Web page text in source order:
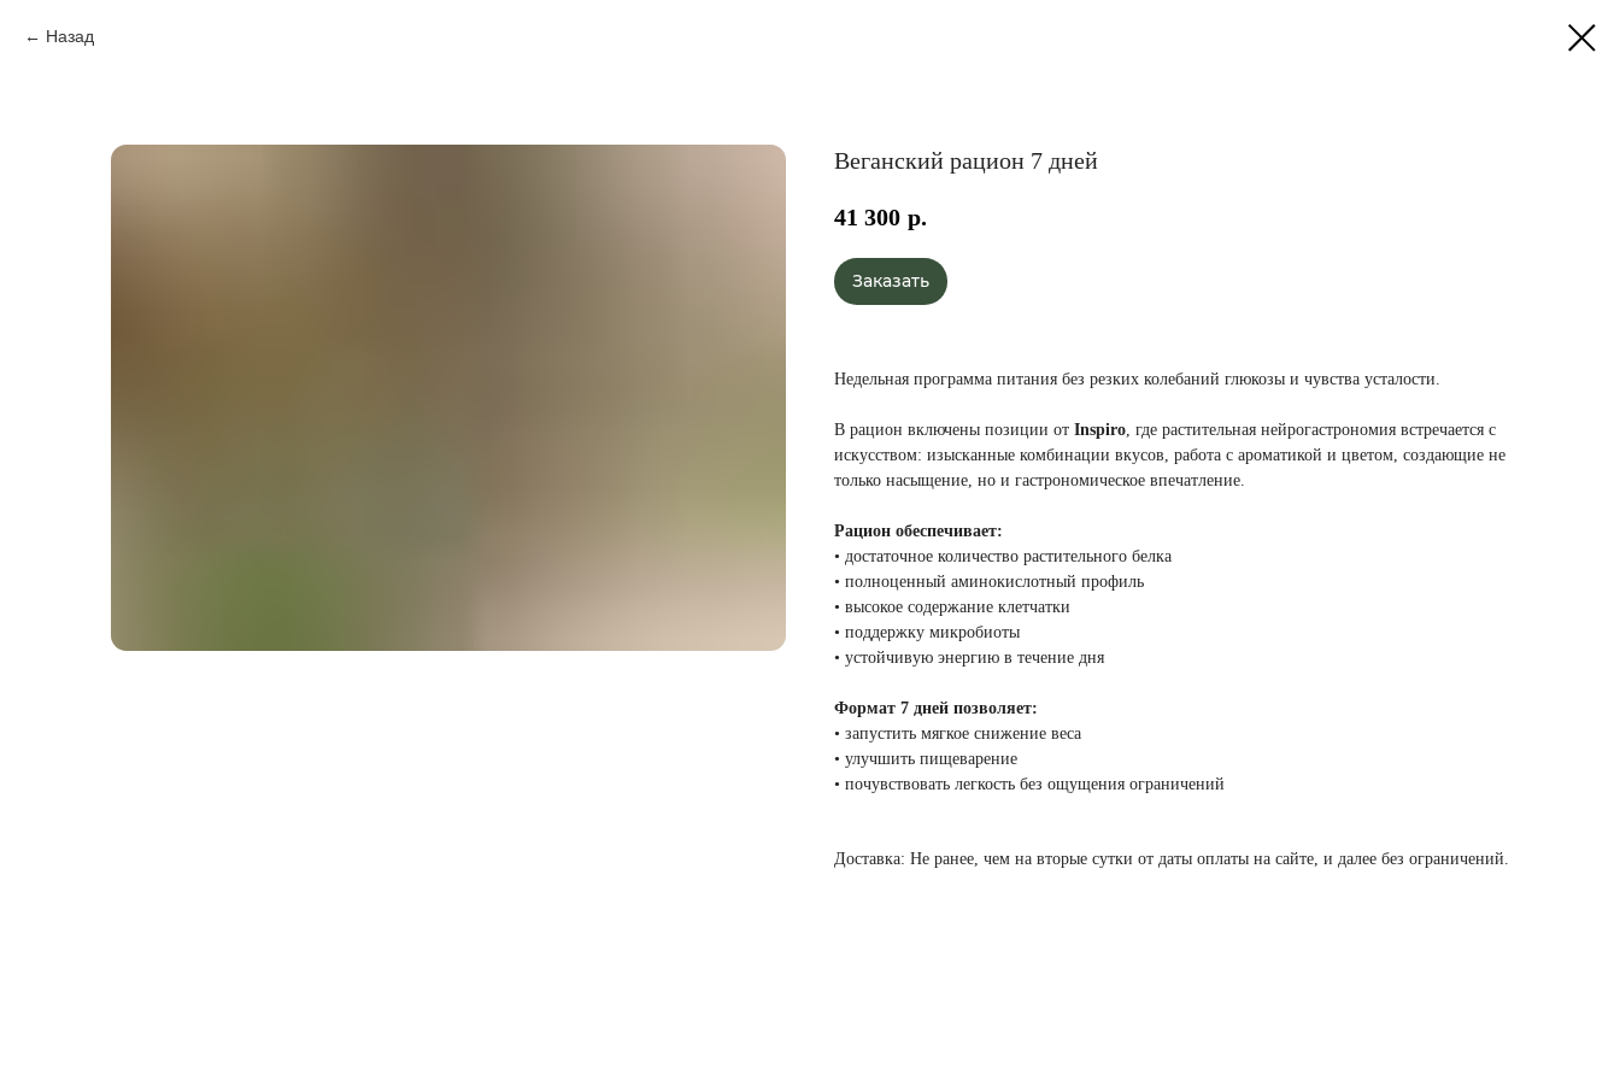
Назад
Веганский рацион 7 дней
41 300 р.
Заказать
Недельная программа питания без резких колебаний глюкозы и чувства усталости.
В рацион включены позиции от Inspiro , где растительная нейрогастрономия встречается с
искусством: изысканные комбинации вкусов, работа с ароматикой и цветом, создающие не
только насыщение, но и гастрономическое впечатление.
Рацион обеспечивает:
• достаточное количество растительного белка
• полноценный аминокислотный профиль
• высокое содержание клетчатки
• поддержку микробиоты
• устойчивую энергию в течение дня
Формат 7 дней позволяет:
• запустить мягкое снижение веса
• улучшить пищеварение
• почувствовать легкость без ощущения ограничений
Доставка: Не ранее, чем на вторые сутки от даты оплаты на сайте, и далее без ограничений.